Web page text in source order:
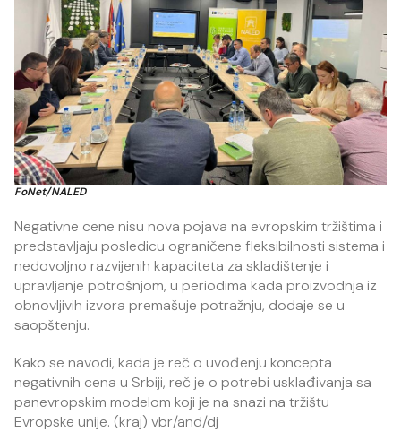
FoNet/NALED
Negativne cene nisu nova pojava na evropskim tržištima i
predstavljaju posledicu ograničene fleksibilnosti sistema i
nedovoljno razvijenih kapaciteta za skladištenje i
upravljanje potrošnjom, u periodima kada proizvodnja iz
obnovljivih izvora premašuje potražnju, dodaje se u
saopštenju.
Kako se navodi, kada je reč o uvođenju koncepta
negativnih cena u Srbiji, reč je o potrebi usklađivanja sa
panevropskim modelom koji je na snazi na tržištu
Evropske unije. (kraj) vbr/and/dj